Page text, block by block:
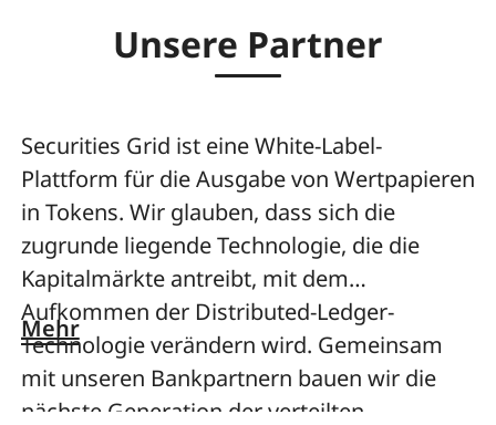
Unsere Partner
Securities Grid ist eine White-Label-
Plattform für die Ausgabe von Wertpapieren
in Tokens. Wir glauben, dass sich die
zugrunde liegende Technologie, die die
Kapitalmärkte antreibt, mit dem
Aufkommen der Distributed-Ledger-
Technologie verändern wird. Gemeinsam
mit unseren Bankpartnern bauen wir die
nächste Generation der verteilten
Mehr